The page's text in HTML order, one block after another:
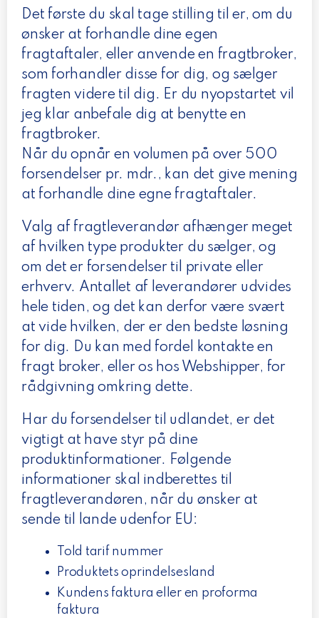
Det første du skal tage stilling til er, om du
ønsker at forhandle dine egen
fragtaftaler, eller anvende en fragtbroker,
som forhandler disse for dig, og sælger
fragten videre til dig. Er du nyopstartet vil
jeg klar anbefale dig at benytte en
fragtbroker.
Når du opnår en volumen på over 500
forsendelser pr. mdr., kan det give mening
at forhandle dine egne fragtaftaler.
Valg af fragtleverandør afhænger meget
af hvilken type produkter du sælger, og
om det er forsendelser til private eller
erhverv. Antallet af leverandører udvides
hele tiden, og det kan derfor være svært
at vide hvilken, der er den bedste løsning
for dig. Du kan med fordel kontakte en
fragt broker, eller os hos Webshipper, for
rådgivning omkring dette.
Har du forsendelser til udlandet, er det
vigtigt at have styr på dine
produktinformationer. Følgende
informationer skal indberettes til
fragtleverandøren, når du ønsker at
sende til lande udenfor EU:
Told tarif nummer
Produktets oprindelsesland
Kundens faktura eller en proforma
faktura